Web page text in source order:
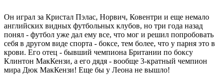
Он играл за Кристал Пэлас, Норвич, Ковентри и еще немало
английских видных футбольных клубов, но три года назад
понял - футбол уже дал ему все, что мог и решил попробовать
себя в другом виде спорта - боксе, тем более, что у парня это в
крови. Его отец - бывший чемпиона Британии по боксу
Клинтон МакКензи, а его дядя - вообще 3-кратный чемпион
мира Дюк МакКензи! Еще бы у Леона не вышло!